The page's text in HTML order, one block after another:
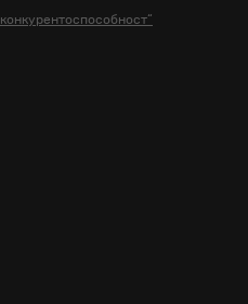
конкурентоспособност“